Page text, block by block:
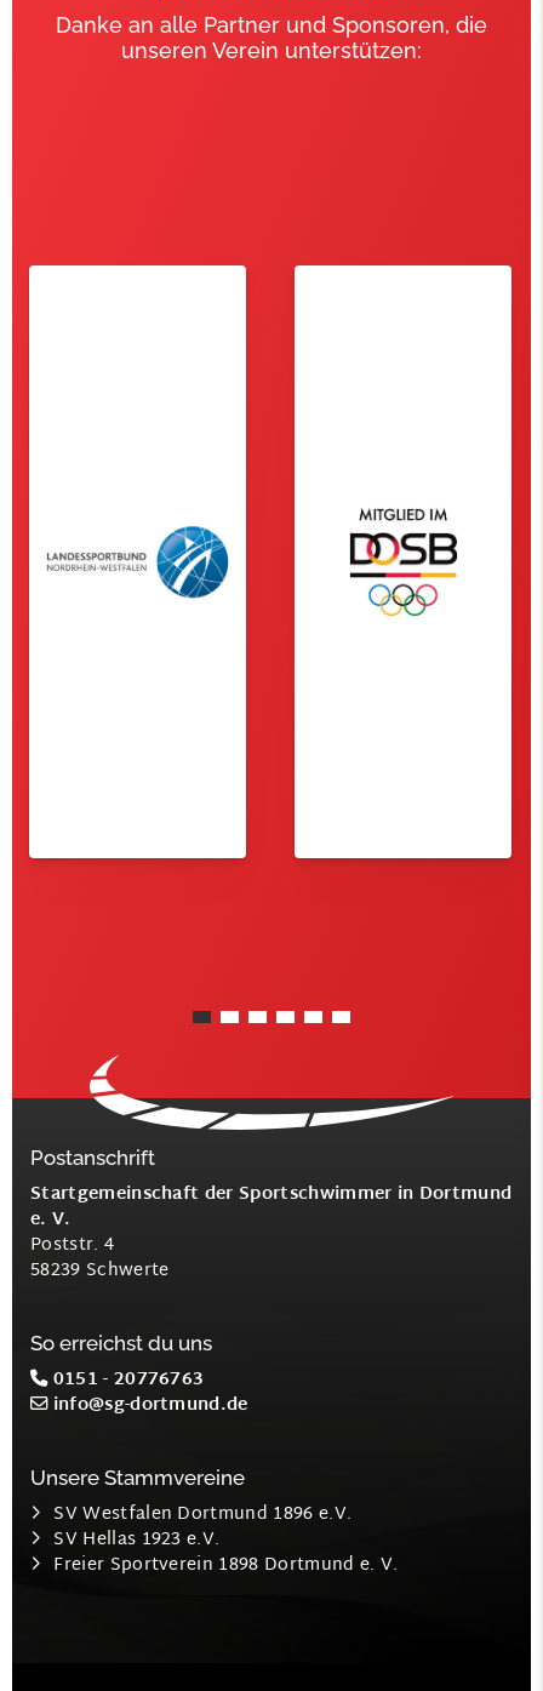
Danke an alle Partner und Sponsoren, die
unseren Verein unterstützen:
Postanschrift
Startgemeinschaft der Sportschwimmer in Dortmund
e. V.
Poststr. 4
58239 Schwerte
So erreichst du uns
0151 - 20776763
info@sg-dortmund.de
Unsere Stammvereine
SV Westfalen Dortmund 1896 e.V.
SV Hellas 1923 e.V.
Freier Sportverein 1898 Dortmund e. V.